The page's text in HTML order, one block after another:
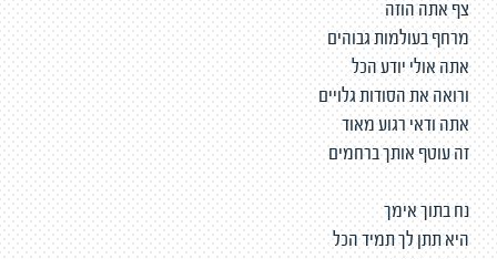
צף אתה הוזה
מרחף בעולמות גבוהים
אתה אולי יודע הכל
ורואה את הסודות גלויים
אתה ודאי רגוע מאוד
זה עוטף אותך ברחמים
נח בתוך אימך
היא תתן לך תמיד הכל